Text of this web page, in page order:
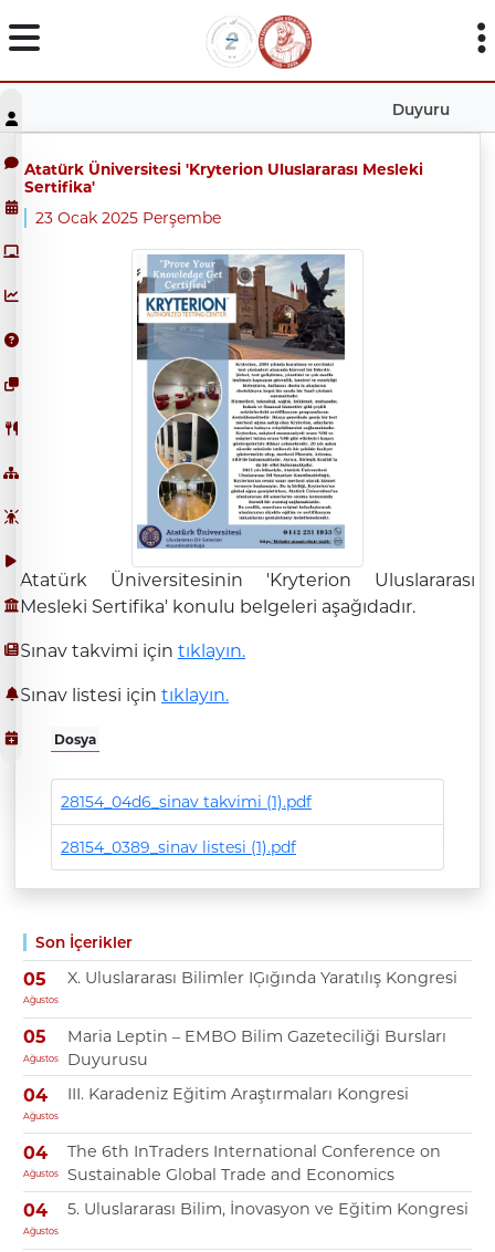
Duyuru
Son İçerikler
05
Ağustos
X. Uluslararası Bilimler IĢığında Yaratılış Kongresi
05
Ağustos
Maria Leptin – EMBO Bilim Gazeteciliği Bursları
Duyurusu
04
Ağustos
III. Karadeniz Eğitim Araştırmaları Kongresi
04
Ağustos
The 6th InTraders International Conference on
Sustainable Global Trade and Economics
04
Ağustos
5. Uluslararası Bilim, İnovasyon ve Eğitim Kongresi
Atatürk Üniversitesi 'Kryterion Uluslararası Mesleki
Sertifika'
23 Ocak 2025 Perşembe
Atatürk Üniversitesinin 'Kryterion Uluslararası
Mesleki Sertifika' konulu belgeleri aşağıdadır.
Sınav takvimi için tıklayın.
Sınav listesi için tıklayın.
Dosya
28154_04d6_sinav takvimi (1).pdf
28154_0389_sinav listesi (1).pdf